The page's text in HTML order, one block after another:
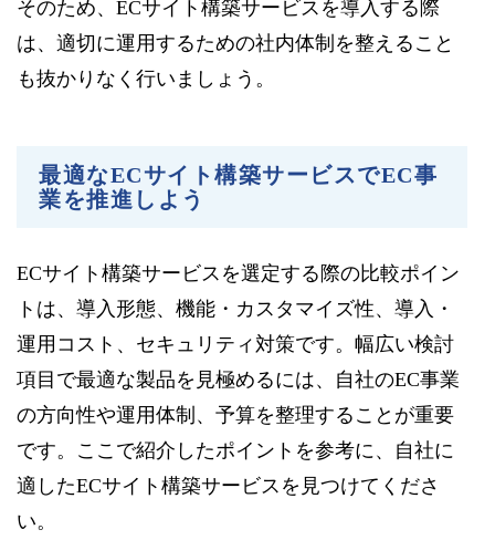
そのため、ECサイト構築サービスを導入する際
は、適切に運用するための社内体制を整えること
も抜かりなく行いましょう。
最適なECサイト構築サービスでEC事
業を推進しよう
ECサイト構築サービスを選定する際の比較ポイン
トは、導入形態、機能・カスタマイズ性、導入・
運用コスト、セキュリティ対策です。幅広い検討
項目で最適な製品を見極めるには、自社のEC事業
の方向性や運用体制、予算を整理することが重要
です。ここで紹介したポイントを参考に、自社に
適したECサイト構築サービスを見つけてくださ
い。